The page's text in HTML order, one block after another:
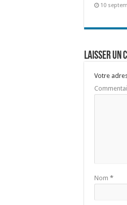
10
Laisser un
Votre
Nom *